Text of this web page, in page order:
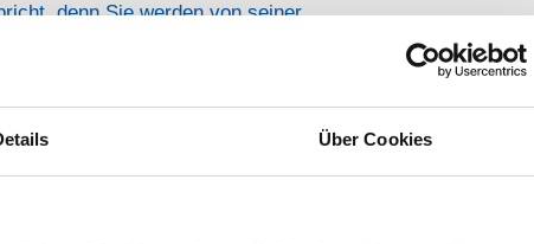
Über Cookies
denn Sie werden von seiner
und vieles mehr alleine mit der
unserer